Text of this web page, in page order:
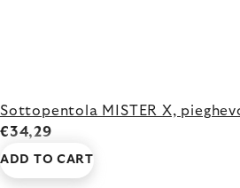
Sottopentola MISTER X,
€34,29
ADD TO CART